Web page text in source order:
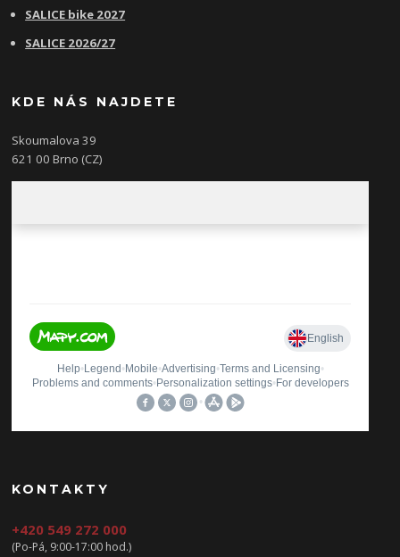
SALICE bike 2027
SALICE 2026/27
KDE NÁS NAJDETE
Skoumalova 39
621 00 Brno (CZ)
KONTAKTY
+420 549 272 000
(Po-Pá, 9:00-17:00 hod.)